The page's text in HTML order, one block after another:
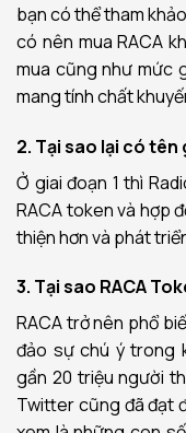
bạn có thể tham
có nên mua RACA
mua cũng như mức
mang tính chất
2. Tại sao lại có tên
Ở giai đoạn 1 thì
RACA token và hợp
thiện hơn và phát
3. Tại sao RACA
RACA trở nên phổ
đảo sự chú ý trong
gần 20 triệu người
Twitter cũng đã đạt